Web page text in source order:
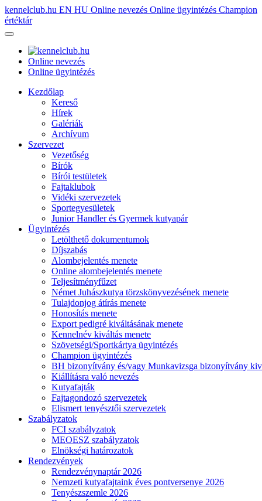
kennelclub.hu EN HU Online nevezés Online ügyintézés Champion
értéktár
Online nevezés
Online ügyintézés
Kezdőlap
Kereső
Hírek
Galériák
Archívum
Szervezet
Vezetőség
Bírók
Bírói testületek
Fajtaklubok
Vidéki szervezetek
Sportegyesületek
Junior Handler és Gyermek kutyapár
Ügyintézés
Letölthető dokumentumok
Díjszabás
Alombejelentés menete
Online alombejelentés menete
Teljesítményfűzet
Német Juhászkutya törzskönyvezésének menete
Tulajdonjog átírás menete
Honosítás menete
Export pedigré kiváltásának menete
Kennelnév kiváltás menete
Szövetségi/Sportkártya ügyintézés
Champion ügyintézés
BH bizonyítvány és/vagy Munkavizsga bizonyítvány
Kiállításra való nevezés
Kutyafajták
Fajtagondozó szervezetek
Elismert tenyésztői szervezetek
Szabályzatok
FCI szabályzatok
MEOESZ szabályzatok
Elnökségi határozatok
Rendezvények
Rendezvénynaptár 2026
Nemzeti kutyafajtaink éves pontversenye 2026
Tenyészszemle 2026